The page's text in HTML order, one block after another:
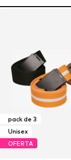
pack de 3
Unisex
OFERTA